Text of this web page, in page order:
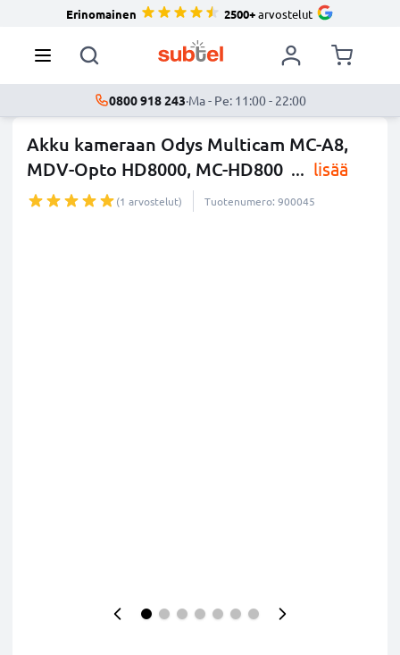
Erinomainen 2500+arvostelut
0800 918 243·Ma - Pe: 11:00 - 22:00
Akku kameraan Odys Multicam MC-A8,
MDV-Opto HD8000, MC-HD800 ... lisää
(1 arvostelut) Tuotenumero: 900045